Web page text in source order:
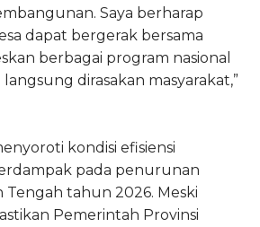
Saya berharap
dapat bergerak bersama
berbagai program nasional
dirasakan masyarakat,”
kondisi efisiensi
pada penurunan
Tengah tahun 2026. Meski
Pemerintah Provinsi